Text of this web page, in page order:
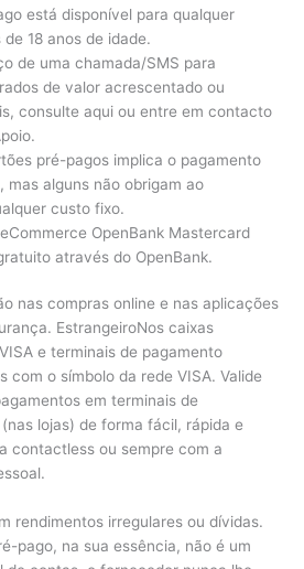
está disponível para qualquer
18 anos de idade.
de uma chamada/SMS para
de valor acrescentado ou
consulte aqui ou entre em contacto
pré-pagos implica o pagamento
mas alguns não obrigam ao
custo fixo.
OpenBank Mastercard
através do OpenBank.
nas compras online e nas aplicações
EstrangeiroNos caixas
e terminais de pagamento
com o símbolo da rede VISA. Valide
em terminais de
lojas) de forma fácil, rápida e
contactless ou sempre com a
rendimentos irregulares ou dívidas.
pago, na sua essência, não é um